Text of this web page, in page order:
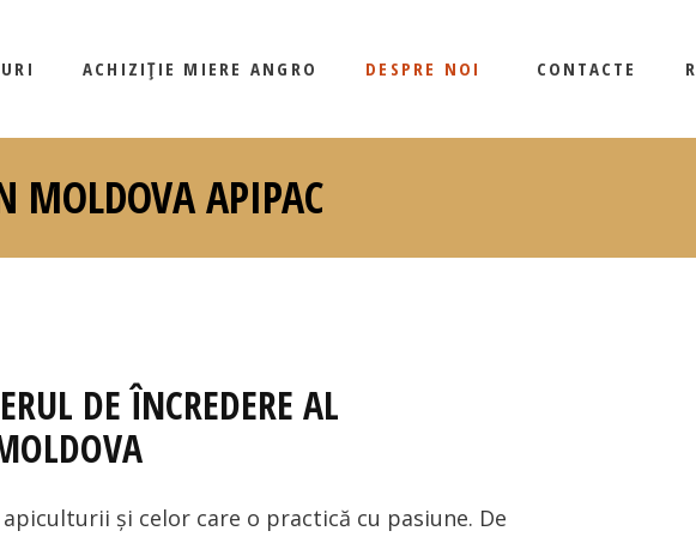
ACHIZIȚIE MIERE ANGRO DESPRE NOI CONTACTE
CUM LUCRĂM
MOLDOVA APIPAC
DE ÎNCREDERE AL
și celor care o practică cu pasiune. De